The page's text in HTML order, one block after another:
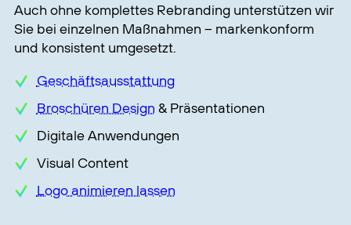
Auch ohne komplettes Rebranding unterstützen wir
Sie bei einzelnen Maßnahmen – markenkonform
und konsistent umgesetzt.
Geschäftsausstattung
Broschüren Design & Präsentationen
Digitale Anwendungen
Visual Content
Logo animieren lassen